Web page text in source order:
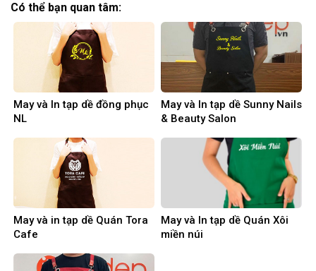
Có thể bạn quan tâm:
May và In tạp dề đồng phục
NL
May và In tạp dề Sunny Nails
& Beauty Salon
May và in tạp dề Quán Tora
Cafe
May và In tạp dề Quán Xôi
miền núi